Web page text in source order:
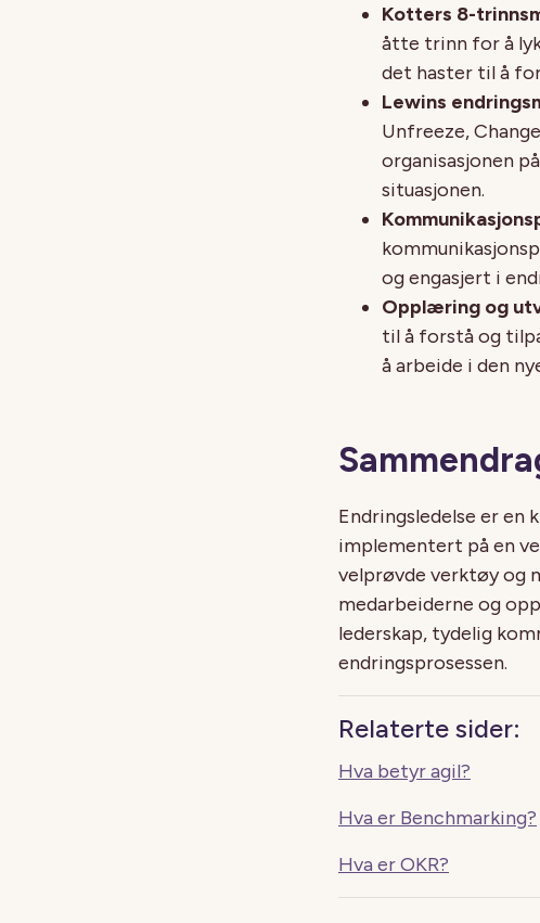
Kotters 8-
åtte trinn for å
det haster til å
Lewins
Unfreeze,
organisasjonen
situasjonen.
og engasjert i
Opplæring og
til å forstå og
å arbeide i den
Endringsledelse er en
implementert på en
velprøvde verktøy og
medarbeiderne og
lederskap, tydelig
endringsprosessen.
Relaterte sider:
Hva betyr agil?
Hva er Benchmarking?
Hva er OKR?